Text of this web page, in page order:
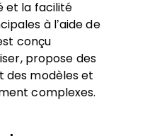
et la facilité
à l’aide de
conçu
propose des
des modèles et
complexes.